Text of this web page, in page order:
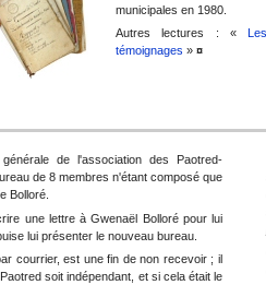
municipales en 1980.
Autres lectures : «
témoignages » ¤
de l'association des Paotred-
de 8 membres n'étant composé que
Bolloré.
une lettre à Gwenaël Bolloré pour lui
lui présenter le nouveau bureau.
courrier, est une fin de non recevoir ; il
soit indépendant, et si cela était le